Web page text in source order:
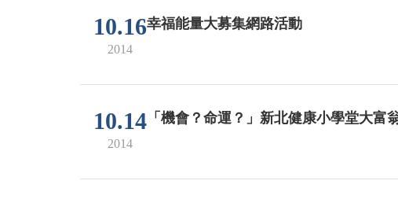
10.16
2014
幸福能量大募集網路活動
10.14
2014
「機會？命運？」新北健康小學堂大富